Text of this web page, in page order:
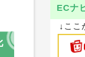
ECナ
↓ここ